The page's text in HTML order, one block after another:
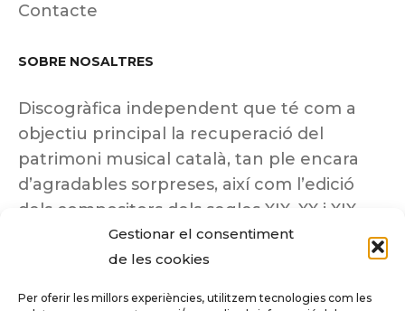
Gestionar el consentiment
de les cookies
Per oferir les millors experiències, utilitzem tecnologies com les
Contacte
SOBRE NOSALTRES
Discogràfica independent que té com a
objectiu principal la recuperació del
patrimoni musical català, tan ple encara
d’agradables sorpreses, així com l’edició
dels compositors dels segles XIX, XX i XIX
insuficientment coneguts.